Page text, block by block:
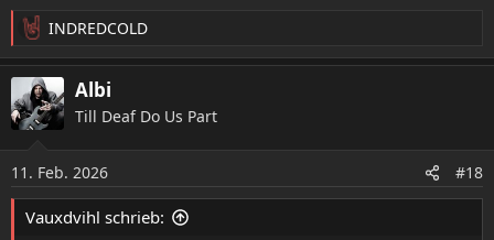
R
e
a
k
t
n
e
n
INDREDCOLD
Albi
Till Deaf Do Us Part
11. Feb. 2026 #18
Vauxdvihl schrieb: